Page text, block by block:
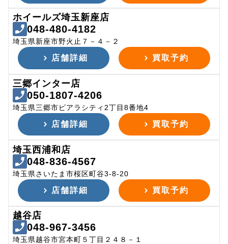
ホイールズ埼玉新座店
048-480-4182
埼玉県新座市野火止７－４－２
店舗詳細 買取予約
三郷インター店
050-1807-4206
埼玉県三郷市ピアラシティ2丁目8番地4
店舗詳細 買取予約
埼玉西浦和店
048-836-4567
埼玉県さいたま市桜区町谷3-8-20
店舗詳細 買取予約
越谷店
048-967-3456
埼玉県越谷市宮本町５丁目２４８－１